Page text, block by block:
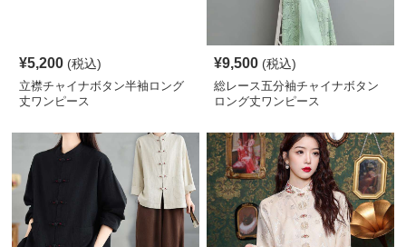
¥5,200 (税込)
立襟チャイナボタン半袖ロング
丈ワンピース
¥9,500 (税込)
総レース五分袖チャイナボタン
ロング丈ワンピース